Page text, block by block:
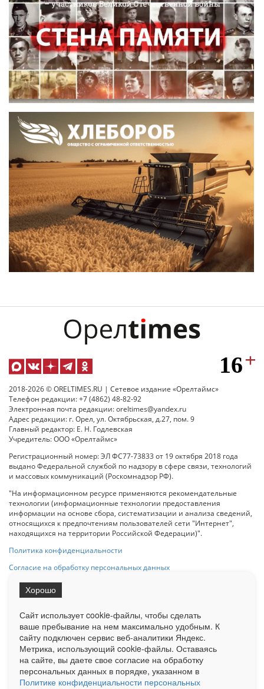
2018-2026 © ORELTIMES.RU | Сетевое издание «Орелтаймс»
Телефон редакции: +7 (4862) 48-82-92
Электронная почта редакции: oreltimes@yandex.ru
Адрес редакции: г. Орел, ул. Октябрьская, д.27, пом. 9
Главный редактор: Е. Н. Годлевская
Учредитель: ООО «Орелтаймс»
Регистрационный номер: ЭЛ ФС77-73833 от 19 октября 2018 года
выдано Федеральной службой по надзору в сфере связи, технологий
и массовых коммуникаций (Роскомнадзор РФ).
"На информационном ресурсе применяются рекомендательные
технологии (информационные технологии предоставления
информации на основе сбора, систематизации и анализа сведений,
относящихся к предпочтениям пользователей сети "Интернет",
находящихся на территории Российской Федерации)".
Политика конфиденциальности
Согласие на обработку персональных данных
на Сетевое издание «ОрелТаймс» обязательна.
Ограниченная статистика посещаемости доступна на сайте
Liveinternet.ru . Подробная статистика для рекламодателей по запросу
у менеджера.
Реклама Документы О нас Контакты
Сайт использует cookie-файлы, чтобы сделать
ваше пребывание на нем максимально удобным. К
cайту подключен сервис веб-аналитики Яндекс.
Метрика, использующий cookie-файлы. Оставаясь
на сайте, вы даете свое согласие на обработку
персональных данных в порядке, указанном в
Политике конфиденциальности персональных
Хорошо